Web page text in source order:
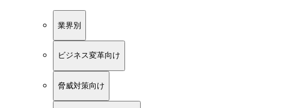
業界別
ビジネス変革向け
脅威対策向け